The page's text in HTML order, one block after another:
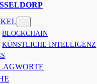
BLOCKCHAIN
KÜNSTLICHE INTELLIGENZ